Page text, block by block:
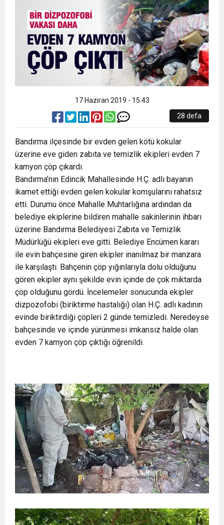
alışveriş beklentisi
11:55 Engelli vatandaşların ÖTV muafiyetli sıfır araç
alımlarında 2024 yılı üst limiti belli oldu.
11:54 Türkiye’de üretilen ilk şarj edilebilir hibrit
otomobil banttan indi
11:50 ENAG ekim ayı enflasyon rakamlarını açıkladı
Türk Yatırım Fonu kanun teklifi Meclis’te kabul
11:33
otomobiller: ÖTV muafiyeti kapsamına girecek
araçlar
17 Haziran 2019 - 15:43
28 defa
Bandırma ilçesinde bir evden gelen kötü kokular
üzerine eve giden zabıta ve temizlik ekipleri evden 7
kamyon çöp çıkardı.
Bandırma’nın Edincik Mahallesinde H.Ç. adlı bayanın
ikamet ettiği evden gelen kokular komşularını rahatsız
etti. Durumu önce Mahalle Muhtarlığına ardından da
belediye ekiplerine bildiren mahalle sakinlerinin ihbarı
üzerine Bandırma Belediyesi Zabıta ve Temizlik
Müdürlüğü ekipleri eve gitti. Belediye Encümen kararı
ile evin bahçesine giren ekipler inanılmaz bir manzara
ile karşılaştı. Bahçenin çöp yığınlarıyla dolu olduğunu
gören ekipler aynı şekilde evin içinde de çok miktarda
çöp olduğunu gördü. İncelemeler sonucunda ekipler
dizpozofobi (biriktirme hastalığı) olan H.Ç. adlı kadının
evinde biriktirdiği çöpleri 2 günde temizledi. Neredeyse
bahçesinde ve içinde yürünmesi imkansız halde olan
evden 7 kamyon çöp çıktığı öğrenildi.